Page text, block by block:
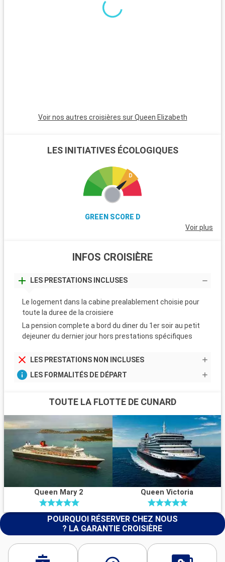
vallée de la Vipava à proximité.
Voir nos autres croisières sur Queen Elizabeth
LES INITIATIVES ÉCOLOGIQUES
GREEN SCORE D
Voir plus
INFOS CROISIÈRE
LES PRESTATIONS INCLUSES
Le logement dans la cabine prealablement choisie pour
toute la duree de la croisiere
La pension complete a bord du diner du 1er soir au petit
dejeuner du dernier jour hors prestations spécifiques
LES PRESTATIONS NON INCLUSES
LES FORMALITÉS DE DÉPART
TOUTE LA FLOTTE DE CUNARD
Queen Mary 2 Queen Victoria
POURQUOI RÉSERVER CHEZ NOUS
? LA GARANTIE CROISIÈRE